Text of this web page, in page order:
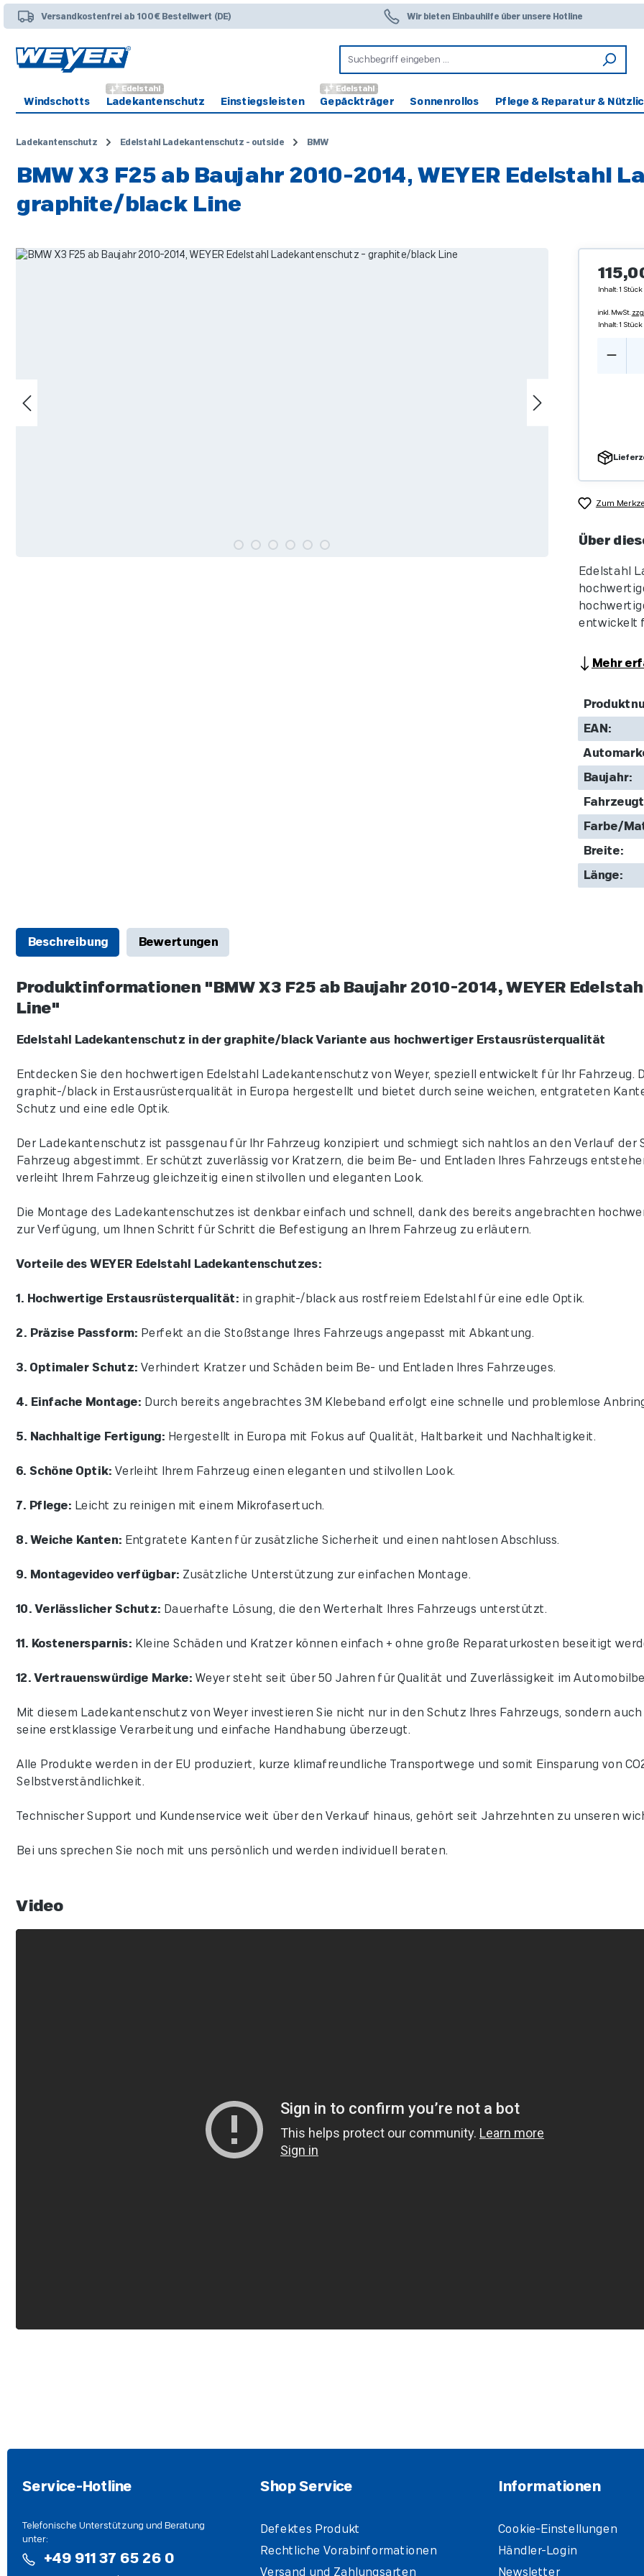
Hauptinhalt springen
Zur Suche springen
Zur Hauptnavigation springen
Versandkostenfrei ab 100€ Bestellwert (DE) Wir bieten Einbauhilfe über unsere Hotline
Windschotts Ladekantenschutz
Edelstahl
Einstiegsleisten Gepäckträger
Edelstahl
Sonnenrollos Pflege & Reparatur &
Ladekantenschutz Edelstahl Ladekantenschutz - outside BMW
BMW X3 F25 ab Baujahr 2010-2014, WEYER Edelstahl
graphite/black Line
Bildergalerie überspringen
Regulärer
Inhalt:1 Stück
inkl. MwSt.
Inhalt:1 Stück
Zum
Über
Edelstahl
entwickelt
Mehr
EAN:
Baujahr:
Farbe/
Breite:
Länge:
Beschreibung Bewertungen
Produktinformationen "BMW X3 F25 ab Baujahr 2010-2014, WEYER
Line"
Edelstahl Ladekantenschutz in der graphite/black Variante aus hochwertiger Erstausrüsterqualität
Entdecken Sie den hochwertigen Edelstahl Ladekantenschutz von Weyer, speziell entwickelt für Ihr Fahrzeug.
graphit-/black in Erstausrüsterqualität in Europa hergestellt und bietet durch seine weichen, entgrateten
Schutz und eine edle Optik.
Der Ladekantenschutz ist passgenau für Ihr Fahrzeug konzipiert und schmiegt sich nahtlos an den Verlauf
Fahrzeug abgestimmt. Er schützt zuverlässig vor Kratzern, die beim Be- und Entladen Ihres Fahrzeugs
verleiht Ihrem Fahrzeug gleichzeitig einen stilvollen und eleganten Look.
Die Montage des Ladekantenschutzes ist denkbar einfach und schnell, dank des bereits angebrachten
zur Verfügung, um Ihnen Schritt für Schritt die Befestigung an Ihrem Fahrzeug zu erläutern.
Vorteile des WEYER Edelstahl Ladekantenschutzes:
1. Hochwertige Erstausrüsterqualität: in graphit-/black aus rostfreiem Edelstahl für eine edle Optik.
2. Präzise Passform: Perfekt an die Stoßstange Ihres Fahrzeugs angepasst mit Abkantung.
3. Optimaler Schutz: Verhindert Kratzer und Schäden beim Be- und Entladen Ihres Fahrzeuges.
4. Einfache Montage: Durch bereits angebrachtes 3M Klebeband erfolgt eine schnelle und problemlose
5. Nachhaltige Fertigung: Hergestellt in Europa mit Fokus auf Qualität, Haltbarkeit und Nachhaltigkeit.
6. Schöne Optik: Verleiht Ihrem Fahrzeug einen eleganten und stilvollen Look.
7. Pflege: Leicht zu reinigen mit einem Mikrofasertuch.
8. Weiche Kanten: Entgratete Kanten für zusätzliche Sicherheit und einen nahtlosen Abschluss.
9. Montagevideo verfügbar: Zusätzliche Unterstützung zur einfachen Montage.
10. Verlässlicher Schutz: Dauerhafte Lösung, die den Werterhalt Ihres Fahrzeugs unterstützt.
11. Kostenersparnis: Kleine Schäden und Kratzer können einfach + ohne große Reparaturkosten beseitigt
12. Vertrauenswürdige Marke: Weyer steht seit über 50 Jahren für Qualität und Zuverlässigkeit im
Mit diesem Ladekantenschutz von Weyer investieren Sie nicht nur in den Schutz Ihres Fahrzeugs, sondern
seine erstklassige Verarbeitung und einfache Handhabung überzeugt.
Alle Produkte werden in der EU produziert, kurze klimafreundliche Transportwege und somit Einsparung von
Selbstverständlichkeit.
Technischer Support und Kundenservice weit über den Verkauf hinaus, gehört seit Jahrzehnten zu unseren
Bei uns sprechen Sie noch mit uns persönlich und werden individuell beraten.
Video
Service-Hotline
Telefonische Unterstützung und Beratung
unter:
+49 911 37 65 26 0
Shop Service
Defektes Produkt
Rechtliche Vorabinformationen
Versand und Zahlungsarten
Informationen
Cookie-Einstellungen
Händler-Login
Newsletter